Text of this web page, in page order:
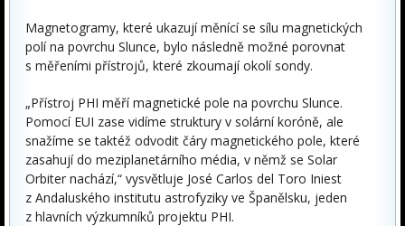
Magnetogramy, které ukazují měnící se sílu magnetických
polí na povrchu Slunce, bylo následně možné porovnat
s měřeními přístrojů, které zkoumají okolí sondy.
„Přístroj PHI měří magnetické pole na povrchu Slunce.
Pomocí EUI zase vidíme struktury v solární koróně, ale
snažíme se taktéž odvodit čáry magnetického pole, které
zasahují do meziplanetárního média, v němž se Solar
Orbiter nachází,“ vysvětluje José Carlos del Toro Iniest
z Andaluského institutu astrofyziky ve Španělsku, jeden
z hlavních výzkumníků projektu PHI.